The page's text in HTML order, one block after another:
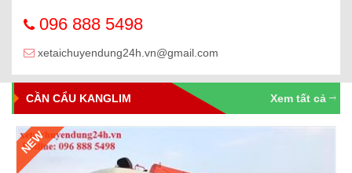
096 888 5498
xetaichuyendung24h.vn@gmail.com
CẦN CẨU KANGLIM Xem tất cả
NEW